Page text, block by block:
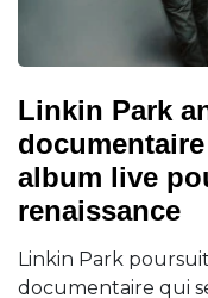
Linkin Park
album live
renaissance
Linkin Park
documentaire qui